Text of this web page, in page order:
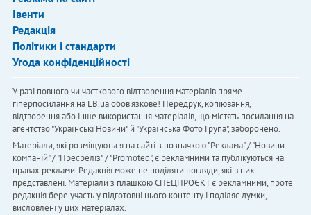
Івенти
Редакція
Політики і стандарти
Угода конфіденційності
У разі повного чи часткового відтворення матеріалів пряме
гіперпосилання на LB.ua обов'язкове! Передрук, копіювання,
відтворення або інше використання матеріалів, що містять посилання на
агентство "Українськi Новини" й "Українська Фото Група", заборонено.
Матеріали, які розміщуються на сайті з позначкою "Реклама" / "Новини
компаній" / "Пресреліз" / "Promoted", є рекламними та публікуються на
правах реклами. Редакція може не поділяти погляди, які в них
представлені. Матеріали з плашкою СПЕЦПРОЄКТ є рекламними, проте
редакція бере участь у підготовці цього контенту і поділяє думки,
висловлені у цих матеріалах.